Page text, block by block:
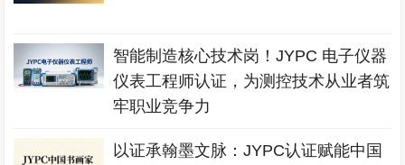
智能制造核心技术岗！JYPC 电子仪器
仪表工程师认证，为测控技术从业者筑
牢职业竞争力
以证承翰墨文脉：JYPC认证赋能中国